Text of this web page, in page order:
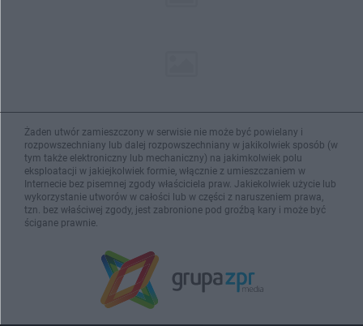
Żaden utwór zamieszczony w serwisie nie może być powielany i
rozpowszechniany lub dalej rozpowszechniany w jakikolwiek sposób (w
tym także elektroniczny lub mechaniczny) na jakimkolwiek polu
eksploatacji w jakiejkolwiek formie, włącznie z umieszczaniem w
Internecie bez pisemnej zgody właściciela praw. Jakiekolwiek użycie lub
wykorzystanie utworów w całości lub w części z naruszeniem prawa,
tzn. bez właściwej zgody, jest zabronione pod groźbą kary i może być
ścigane prawnie.